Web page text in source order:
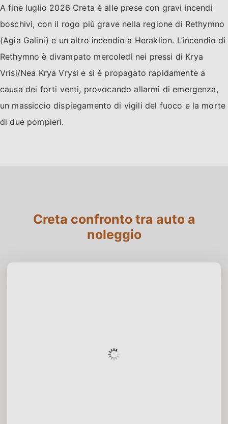
A fine luglio 2026 Creta è alle prese con gravi incendi
boschivi, con il rogo più grave nella regione di Rethymno
(Agia Galini) e un altro incendio a Heraklion. L’incendio di
Rethymno è divampato mercoledì nei pressi di Krya
Vrisi/Nea Krya Vrysi e si è propagato rapidamente a
causa dei forti venti, provocando allarmi di emergenza,
un massiccio dispiegamento di vigili del fuoco e la morte
di due pompieri.
Creta confronto tra auto a
noleggio